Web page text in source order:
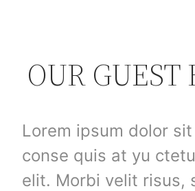
OUR GUEST
Lorem ipsum dolor
conse quis at yu
elit. Morbi velit risus,